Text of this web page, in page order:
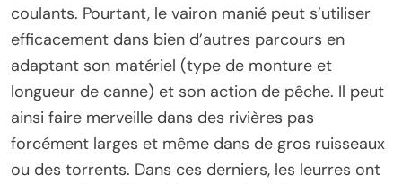
coulants. Pourtant, le vairon manié peut s’utiliser
efficacement dans bien d’autres parcours en
adaptant son matériel (type de monture et
longueur de canne) et son action de pêche. Il peut
ainsi faire merveille dans des rivières pas
forcément larges et même dans de gros ruisseaux
ou des torrents. Dans ces derniers, les leurres ont